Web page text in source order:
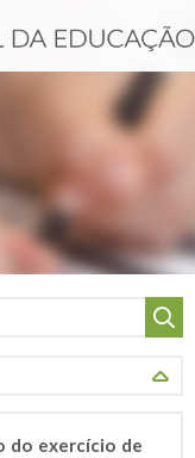
do exercício de